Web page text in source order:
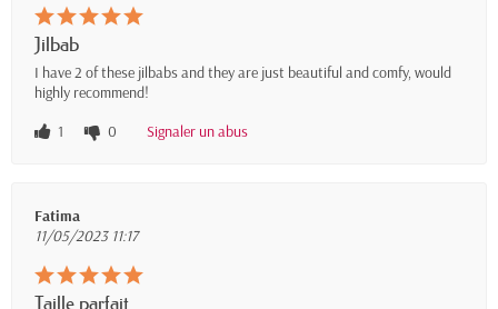
Jilbab
I have 2 of these jilbabs and they are just beautiful and comfy, would
highly recommend!
1
0 Signaler un abus
Fatima
11/05/2023 11:17
Taille parfait